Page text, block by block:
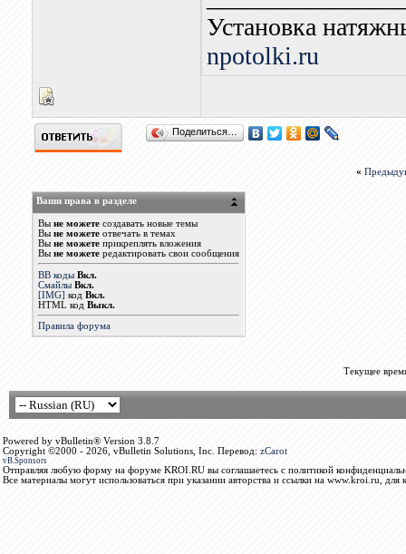
Установка
npotolki.ru
Поделиться…
«
Ваши права в разделе
Вы не можетесоздавать новые темы
Вы не можетеотвечать в темах
Вы не можетеприкреплять вложения
Вы не можетередактировать свои сообщения
BB коды Вкл.
Смайлы Вкл.
[IMG] код Вкл.
HTML код Выкл.
Правила форума
Текущее
Powered by vBulletin® Version 3.8.7
Copyright ©2000 - 2026, vBulletin Solutions, Inc. Перевод: zCarot
vB.Sponsors
Отправляя любую форму на форуме KROI.RU вы соглашаетесь с политикой
Все материалы могут использоваться при указании авторства и ссылки на www.kroi.ru, для